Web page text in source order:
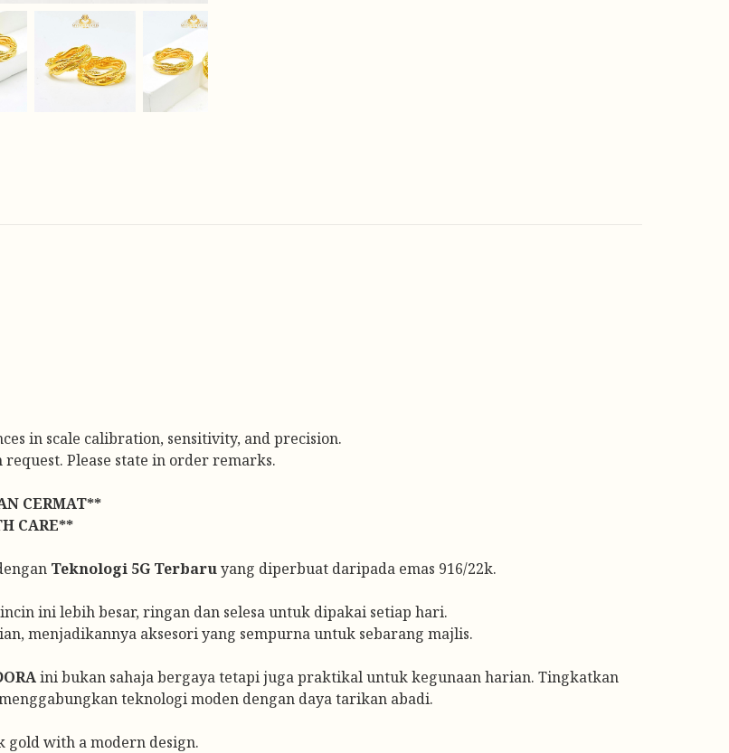
in scale calibration, sensitivity, and precision.
Please state in order remarks.
CERMAT**
CARE**
Teknologi 5G Terbaruyang diperbuat daripada emas 916/22k.
ini lebih besar, ringan dan selesa untuk dipakai setiap hari.
menjadikannya aksesori yang sempurna untuk sebarang majlis.
ini bukan sahaja bergaya tetapi juga praktikal untuk kegunaan harian. Tingkatkan
teknologi moden dengan daya tarikan abadi.
gold with a modern design.